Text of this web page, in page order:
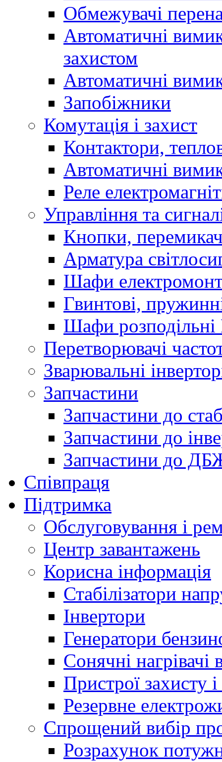
Обмежувачі
Автоматичні
захистом
Автоматичні
Запобіжники
Комутація і захист
Контактори,
Автоматичні
Реле
Управління та
Кнопки,
Арматура
Шафи
Гвинтові,
Шафи розподільні
Перетворювачі
Зварювальні
Запчастини
Запчастини до
Запчастини до
Запчастини до
Співпраця
Підтримка
Обслуговування і
Центр завантажень
Корисна інформація
Стабілізатори
Інвертори
Генератори
Сонячні нагрівачі
Пристрої захисту і
Резервне
Спрощений вибір
Розрахунок